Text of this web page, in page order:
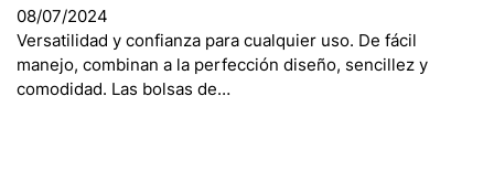
08/07/2024
Versatilidad y confianza para cualquier uso. De fácil
manejo, combinan a la perfección diseño, sencillez y
comodidad. Las bolsas de…